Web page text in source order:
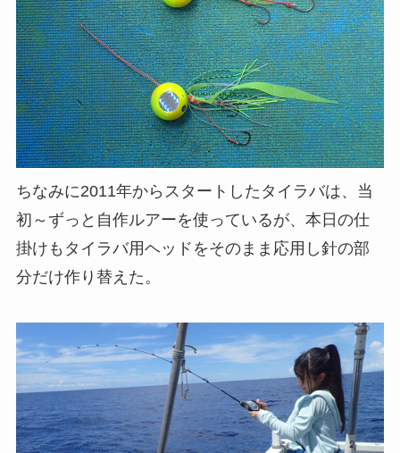
ちなみに2011年からスタートしたタイラバは、当
初～ずっと自作ルアーを使っているが、本日の仕
掛けもタイラバ用ヘッドをそのまま応用し針の部
分だけ作り替えた。